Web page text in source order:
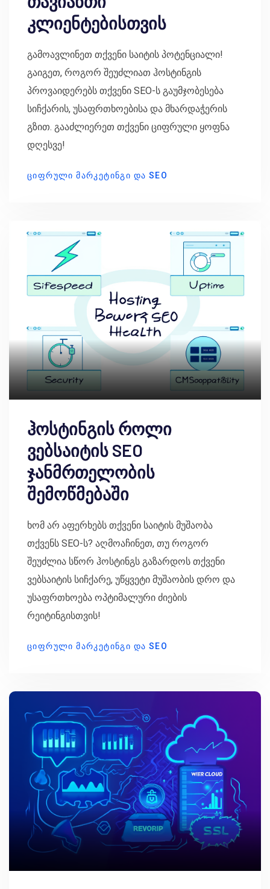
კლიენტებისთვის
გამოავლინეთ თქვენი საიტის პოტენციალი!
გაიგეთ, როგორ შეუძლიათ ჰოსტინგის
პროვაიდერებს თქვენი SEO-ს გაუმჯობესება
სიჩქარის, უსაფრთხოებისა და მხარდაჭერის
გზით. გააძლიერეთ თქვენი ციფრული ყოფნა
დღესვე!
ᲪᲘᲤᲠᲣᲚᲘ ᲛᲐᲠᲙᲔᲢᲘᲜᲒᲘ ᲓᲐ SEO
ჰოსტინგის როლი
ვებსაიტის SEO
ჯანმრთელობის
შემოწმებაში
ხომ არ აფერხებს თქვენი საიტის მუშაობა
თქვენს SEO-ს? აღმოაჩინეთ, თუ როგორ
შეუძლია სწორ ჰოსტინგს გაზარდოს თქვენი
ვებსაიტის სიჩქარე, უწყვეტი მუშაობის დრო და
უსაფრთხოება ოპტიმალური ძიების
რეიტინგისთვის!
ᲪᲘᲤᲠᲣᲚᲘ ᲛᲐᲠᲙᲔᲢᲘᲜᲒᲘ ᲓᲐ SEO